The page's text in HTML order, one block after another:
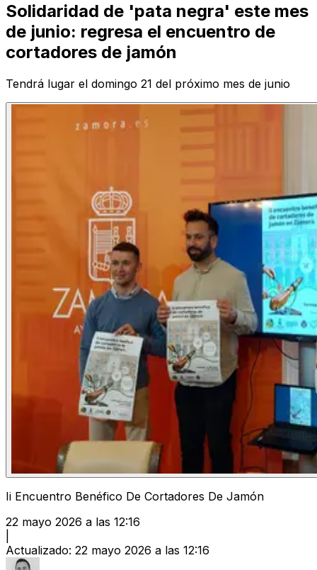
Solidaridad de 'pata negra' este mes
de junio: regresa el encuentro de
cortadores de jamón
Tendrá lugar el domingo 21 del próximo mes de junio
Ii Encuentro Benéfico De Cortadores De Jamón
22 mayo 2026 a las 12:16
Actualizado: 22 mayo 2026 a las 12:16